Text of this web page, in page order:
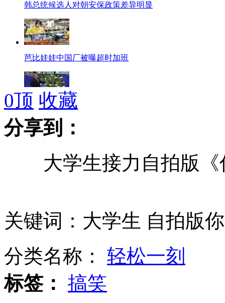
韩总统候选人对朝安保政策差异明显
芭比娃娃中国厂被曝超时加班
实拍:小猫闯直播间 主持人淡定主持
长沙:交警站车顶指挥交通走红
男老师当"月嫂" 市民难以接受
哈大高铁购票全攻略
0顶 收藏
分享到：
大学生接力自拍版《
关键词：大学生 自拍版
分类名称： 轻松一刻
标签： 搞笑